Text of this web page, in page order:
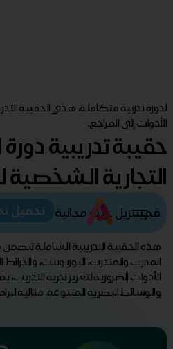
لدورة تدربية متكاملة، هذي الحقيبة
الأدوات إلى المراجع.
حقيبة تدريبية دورة
التجارية
قم بتنزيل عينة مجانية تحميل
هذه الحقيبة التدريبية الشاملة
المدرب والمتدرب، البوربوينت،
الأدوات الضرورية لتعزيز تجربة
والوسائط البصرية المتنوعة. مثالية